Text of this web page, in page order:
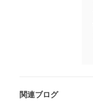
関連ブログ